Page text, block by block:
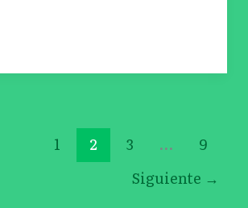
1 2 3 …
9
Siguiente →